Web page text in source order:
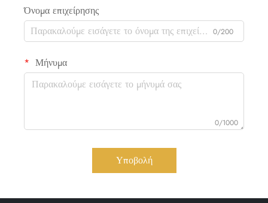
Όνομα επιχείρησης
0/200
Μήνυμα
0/1000
Υποβολή